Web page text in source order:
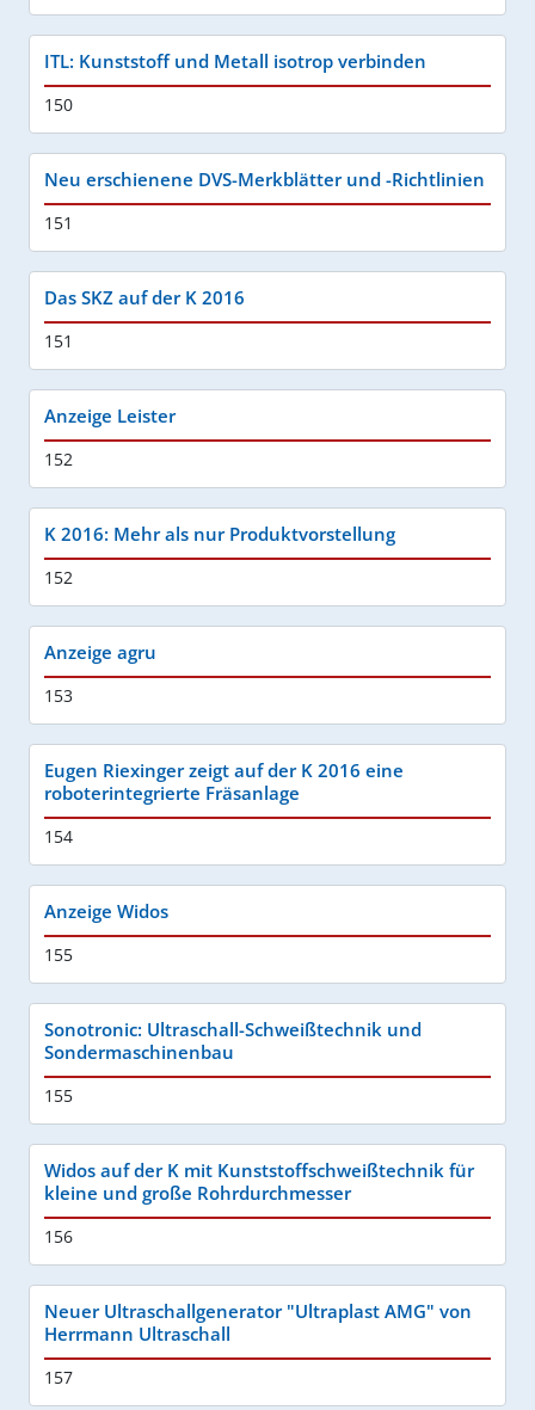
ITL: Kunststoff und Metall isotrop verbinden
150
Neu erschienene DVS-Merkblätter und -Richtlinien
151
Das SKZ auf der K 2016
151
Anzeige Leister
152
K 2016: Mehr als nur Produktvorstellung
152
Anzeige agru
153
Eugen Riexinger zeigt auf der K 2016 eine
roboterintegrierte Fräsanlage
154
Anzeige Widos
155
Sonotronic: Ultraschall-Schweißtechnik und
Sondermaschinenbau
155
Widos auf der K mit Kunststoffschweißtechnik für
kleine und große Rohrdurchmesser
156
Neuer Ultraschallgenerator "Ultraplast AMG" von
Herrmann Ultraschall
157